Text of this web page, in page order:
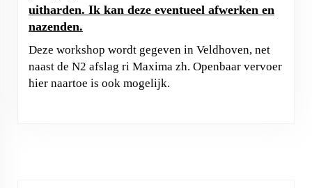
uitharden. Ik kan deze eventueel afwerken en
nazenden.
Deze workshop wordt gegeven in Veldhoven, net
naast de N2 afslag ri Maxima zh. Openbaar vervoer
hier naartoe is ook mogelijk.